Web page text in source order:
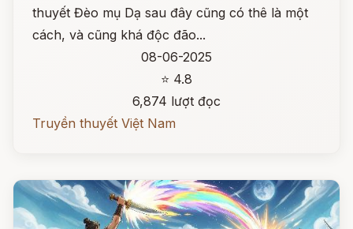
thuyết Đèo mụ Dạ sau đây cũng có thê là một
cách, và cũng khá độc đão...
08-06-2025
⭐ 4.8
6,874 lượt đọc
Truyền thuyết Việt Nam